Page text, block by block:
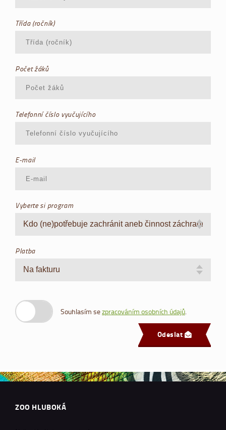
Třída (ročník)
Počet žáků
Telefonní číslo vyučujícího
E-mail
Vyberte si program
Platba
Souhlasím sezpracováním osobních údajů.
Odeslat
ZOO HLUBOKÁ